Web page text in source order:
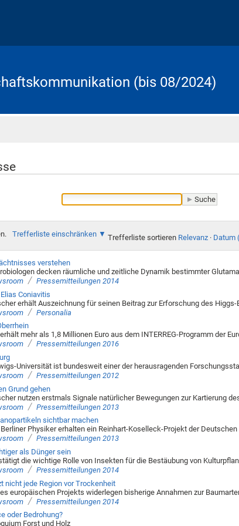
(bis 08/2024)
Trefferliste einschränken Trefferliste sortieren Relevanz · Datum
verstehen
decken räumliche und zeitliche Dynamik bestimmter
/ Pressemitteilungen 2014
Coniavitis
erhält Auszeichnung für seinen Beitrag zur Erforschung des Higgs-
/ Personalia
mehr als 1,8 Millionen Euro aus dem INTERREG-Programm der
/ Pressemitteilungen 2016
Universität ist bundesweit einer der herausragenden
/ Pressemitteilungen 2012
Grund gehen
nutzen erstmals Signale natürlicher Bewegungen zur Kartierung
/ Pressemitteilungen 2013
sichtbar machen
Berliner Physiker erhalten ein Reinhart-Koselleck-Projekt der
/ Pressemitteilungen 2013
als Dünger sein
die wichtige Rolle von Insekten für die Bestäubung von
/ Pressemitteilungen 2014
nicht jede Region vor Trockenheit
europäischen Projekts widerlegen bisherige Annahmen zur
/ Pressemitteilungen 2014
oder Bedrohung?
Forst und Holz